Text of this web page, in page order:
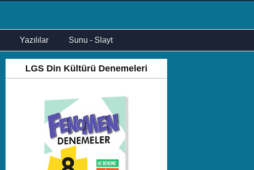
Yazılılar Sunu - Slayt
LGS Din Kültürü Denemeleri